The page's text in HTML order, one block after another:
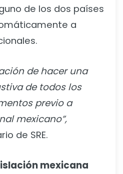
de los dos países
a
de hacer una
de todos los
previo a
mexicano”,
de SRE.
mexicana